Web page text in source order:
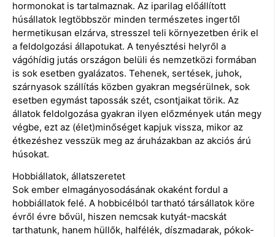
hormonokat is tartalmaznak. Az iparilag előállított
húsállatok legtöbbször minden természetes ingertől
hermetikusan elzárva, stresszel teli környezetben érik el
a feldolgozási állapotukat. A tenyésztési helyről a
vágóhídig jutás országon belüli és nemzetközi formában
is sok esetben gyalázatos. Tehenek, sertések, juhok,
szárnyasok szállítás közben gyakran megsérülnek, sok
esetben egymást tapossák szét, csontjaikat törik. Az
állatok feldolgozása gyakran ilyen előzmények után megy
végbe, ezt az (élet)minőséget kapjuk vissza, mikor az
étkezéshez vesszük meg az áruházakban az akciós árú
húsokat.
Hobbiállatok, állatszeretet
Sok ember elmagányosodásának okaként fordul a
hobbiállatok felé. A hobbicélból tartható társállatok köre
évről évre bővül, hiszen nemcsak kutyát-macskát
tarthatunk, hanem hüllők, halfélék, díszmadarak, pókok-